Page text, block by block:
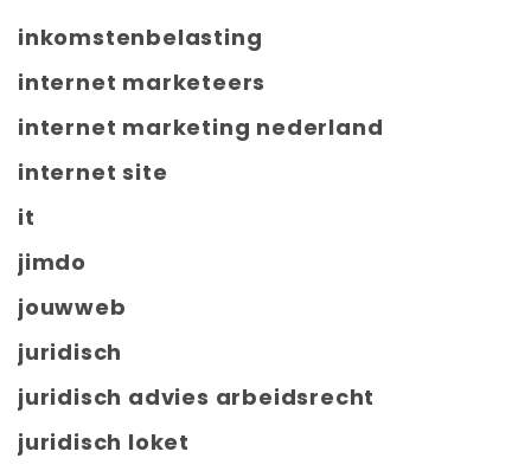
inkomstenbelasting
internet marketeers
internet marketing nederland
internet site
it
jimdo
jouwweb
juridisch
juridisch advies arbeidsrecht
juridisch loket